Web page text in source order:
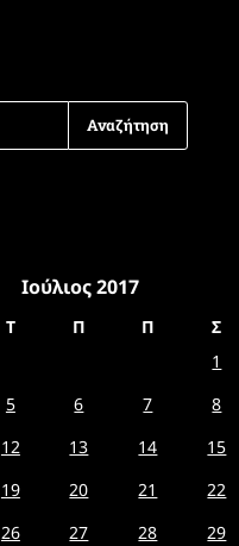
Ιούλιος 2017
Τ Π Π Σ
1
5 6 7 8
12 13 14 15
19 20 21 22
26 27 28 29